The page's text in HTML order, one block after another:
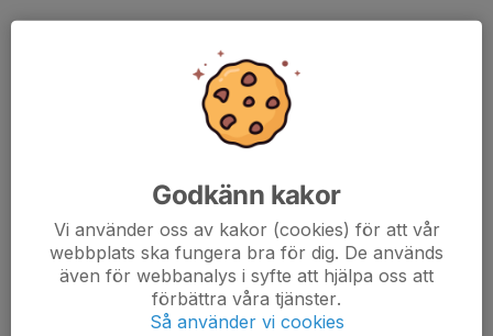
Godkänn kakor
Vi använder oss av kakor (cookies) för att vår
webbplats ska fungera bra för dig. De används
även för webbanalys i syfte att hjälpa oss att
förbättra våra tjänster.
Så använder vi cookies